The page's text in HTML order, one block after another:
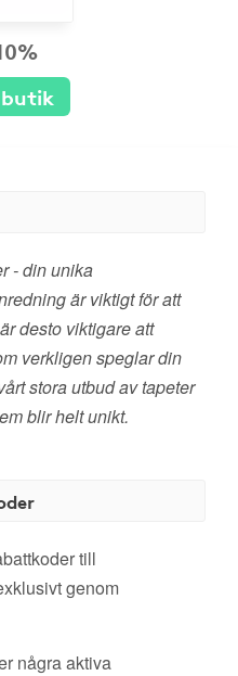
butik
- din unika
är viktigt för att
desto viktigare att
verkligen speglar din
stora utbud av tapeter
blir helt unikt.
till
genom
några aktiva